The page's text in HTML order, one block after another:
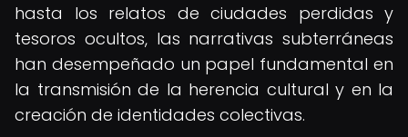
hasta los relatos de ciudades perdidas y
tesoros ocultos, las narrativas subterráneas
han desempeñado un papel fundamental en
la transmisión de la herencia cultural y en la
creación de identidades colectivas.